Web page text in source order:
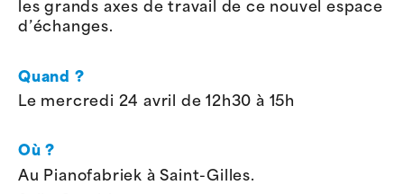
les grands axes de travail de ce nouvel espace
d’échanges.
Quand ?
Le mercredi 24 avril de 12h30 à 15h
Où ?
Au Pianofabriek à Saint-Gilles.